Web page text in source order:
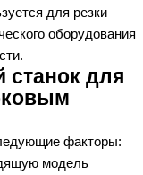
для резки
оборудования
станок для
факторы:
модель